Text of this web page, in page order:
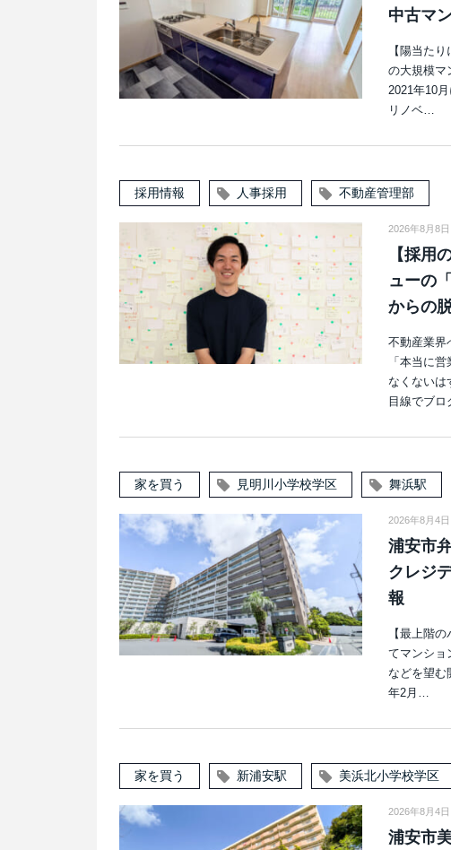
中古マ
【陽当た
の大規模マ
2021年10
リノベ…
採用情報 人事採用 不動産管理部
2026年8月8日
【採用
ューの
からの
不動産業界
「本当に
なくないは
目線でブ
家を買う 見明川小学校学区 舞浜駅
2026年8月4日
浦安市
クレジ
報
【最上階
てマンショ
などを望む
年2月…
家を買う 新浦安駅 美浜北小学校学区
2026年8月4日
浦安市